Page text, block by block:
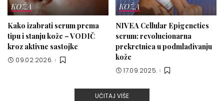
KOŽA
Kako izabrati serum prema
tipu i stanju kože – VODIČ
kroz aktivne sastojke
09.02.2026.
KOŽA
NIVEA Cellular Epigenetics
serum: revolucionarna
prekretnica u podmlađivanju
kože
17.09.2025.
UČITAJ VIŠE